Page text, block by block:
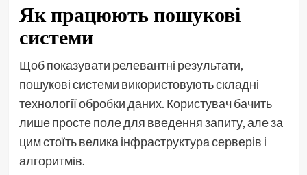
Як працюють пошукові
системи
Щоб показувати релевантні результати,
пошукові системи використовують складні
технології обробки даних. Користувач бачить
лише просте поле для введення запиту, але за
цим стоїть велика інфраструктура серверів і
алгоритмів.